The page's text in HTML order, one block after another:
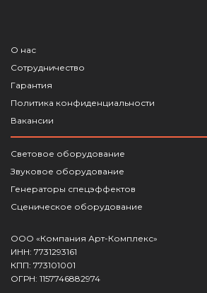
О нас
Сотрудничество
Гарантия
Политика конфиденциальности
Вакансии
Световое оборудование
Звуковое оборудование
Генераторы спецэффектов
Сценическое оборудование
ООО «Компания Арт-Комплекс»
ИНН: 7731293161
КПП: 773101001
ОГРН: 1157746882974